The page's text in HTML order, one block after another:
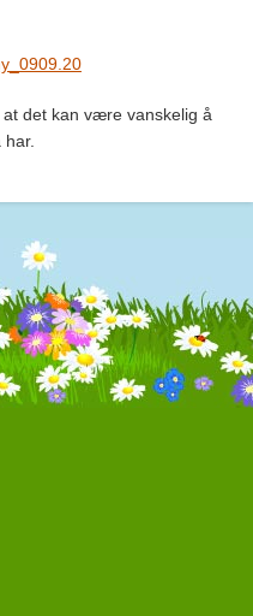
det kan være vanskelig å